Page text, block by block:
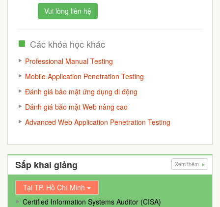
Vui lòng liên hệ
Các khóa học khác
Professional Manual Testing
Mobile Application Penetration Testing
Đánh giá bảo mật ứng dụng di động
Đánh giá bảo mật Web nâng cao
Advanced Web Application Penetration Testing
Sắp khai giảng Xem thêm
Tại TP. Hồ Chí Minh
Certified Information Systems Auditor (CISA)